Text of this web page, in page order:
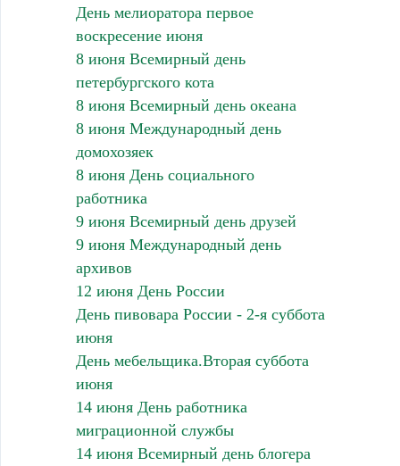
День мелиоратора первое
воскресение июня
8 июня Всемирный день
петербургского кота
8 июня Всемирный день океана
8 июня Международный день
домохозяек
8 июня День социального
работника
9 июня Всемирный день друзей
9 июня Международный день
архивов
12 июня День России
День пивовара России - 2-я суббота
июня
День мебельщика.Вторая суббота
июня
14 июня День работника
миграционной службы
14 июня Всемирный день блогера